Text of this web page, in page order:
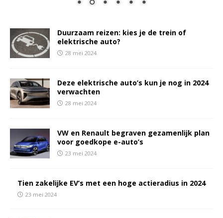
Duurzaam reizen: kies je de trein of
elektrische auto?
28 mei 2024
Deze elektrische auto’s kun je nog in 2024
verwachten
28 mei 2024
VW en Renault begraven gezamenlijk plan
voor goedkope e-auto’s
23 mei 2024
Tien zakelijke EV’s met een hoge actieradius in 2024
23 mei 2024